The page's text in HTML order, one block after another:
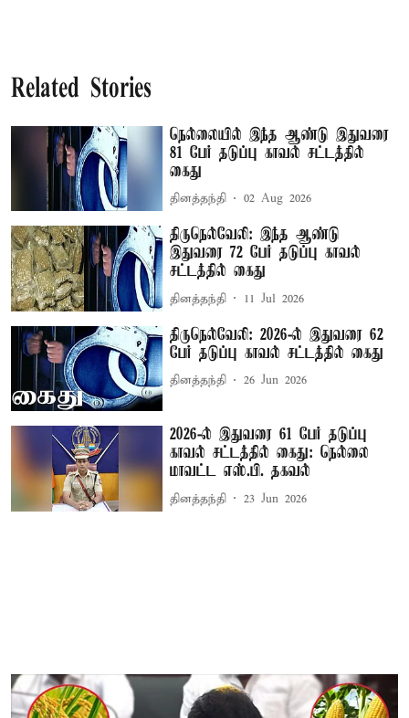
Related Stories
நெல்லையில் இந்த ஆண்டு இதுவரை
81 பேர் தடுப்பு காவல் சட்டத்தில்
கைது
தினத்தந்தி 02 Aug 2026
திருநெல்வேலி: இந்த ஆண்டு
இதுவரை 72 பேர் தடுப்பு காவல்
சட்டத்தில் கைது
தினத்தந்தி 11 Jul 2026
திருநெல்வேலி: 2026-ல் இதுவரை 62
பேர் தடுப்பு காவல் சட்டத்தில் கைது
தினத்தந்தி 26 Jun 2026
2026-ல் இதுவரை 61 பேர் தடுப்பு
காவல் சட்டத்தில் கைது: நெல்லை
மாவட்ட எஸ்.பி. தகவல்
தினத்தந்தி 23 Jun 2026